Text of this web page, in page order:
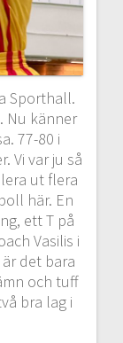
Sporthall.
Nu känner
77-80 i
Vi var ju så
ut flera
här. En
ett T på
Vasilis i
det bara
och tuff
bra lag i